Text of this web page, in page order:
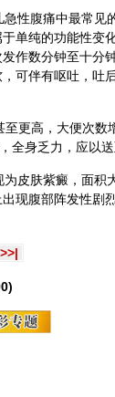
性腹痛中最常见
单纯的功能性变
作数分钟至十分
可伴有呕吐，吐
更高，大便次数
全身乏力，应以送
皮肤紫癜，面积
现腹部阵发性剧
>>|